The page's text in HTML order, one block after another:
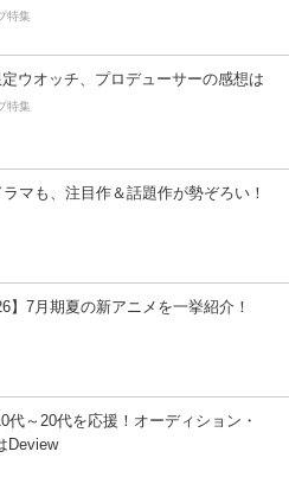
特集
定ウオッチ、プロデューサーの感想は
特集
マも、注目作＆話題作が勢ぞろい！
】7月期夏の新アニメを一挙紹介！
代～20代を応援！オーディション・
Deview